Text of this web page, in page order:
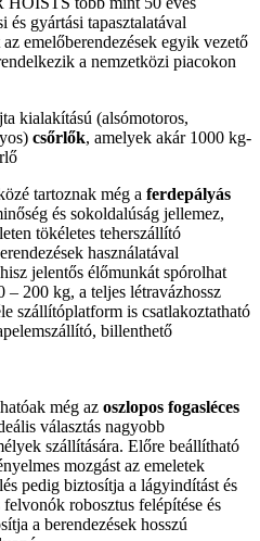
és gyártási tapasztalatával
emelőberendezések egyik vezető
a nemzetközi piacokon
kialakítású (alsómotoros,
csőrlők, amelyek akár 1000 kg-
tartoznak még a ferdepályás
és sokoldalúság jellemez,
tökéletes teherszállító
használatával
jelentős élőmunkát spórolhat
200 kg, a teljes létravázhossz
szállítóplatform is csatlakoztatható
billenthető
még az oszlopos fogasléces
választás nagyobb
szállítására. Előre beállítható
mozgást az emeletek
pedig biztosítja a lágyindítást és
robosztus felépítése és
a berendezések hosszú